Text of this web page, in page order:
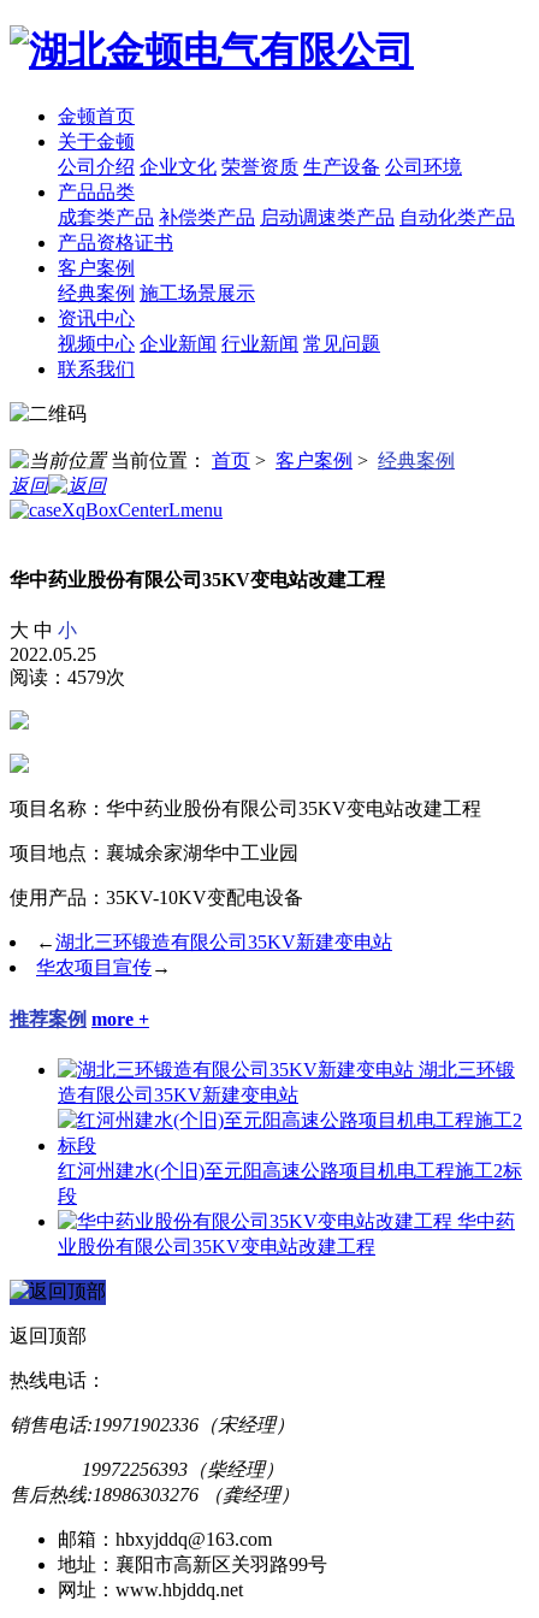
金顿首页
关于金顿
公司介绍 企业文化 荣誉资质 生产设备 公司环境
产品品类
成套类产品 补偿类产品 启动调速类产品 自动化类产品
产品资格证书
客户案例
经典案例 施工场景展示
资讯中心
视频中心 企业新闻 行业新闻 常见问题
联系我们
当前位置： 首页 > 客户案例 > 经典案例
返回
华中药业股份有限公司35KV变电站改建工程
大 中 小
2022.05.25
阅读：4579次
项目名称：华中药业股份有限公司35KV变电站改建工程
项目地点：襄城余家湖华中工业园
使用产品：35KV-10KV变配电设备
←湖北三环锻造有限公司35KV新建变电站
华农项目宣传→
推荐案例 more +
湖北三环锻
造有限公司35KV新建变电站
红河州建水(个旧)至元阳高速公路项目机电工程施工2标
段
华中药
业股份有限公司35KV变电站改建工程
返回顶部
热线电话：
销售电话:19971902336（宋经理）
19972256393（柴经理）
售后热线:18986303276 （龚经理）
邮箱：hbxyjddq@163.com
地址：襄阳市高新区关羽路99号
网址：www.hbjddq.net